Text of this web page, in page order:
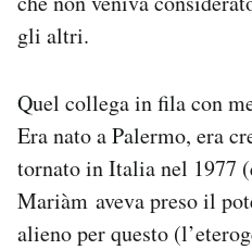
gli altri.
Quel collega in fila con
Era nato a Palermo, era
tornato in Italia nel 1977
Mariàm aveva preso il
alieno per questo